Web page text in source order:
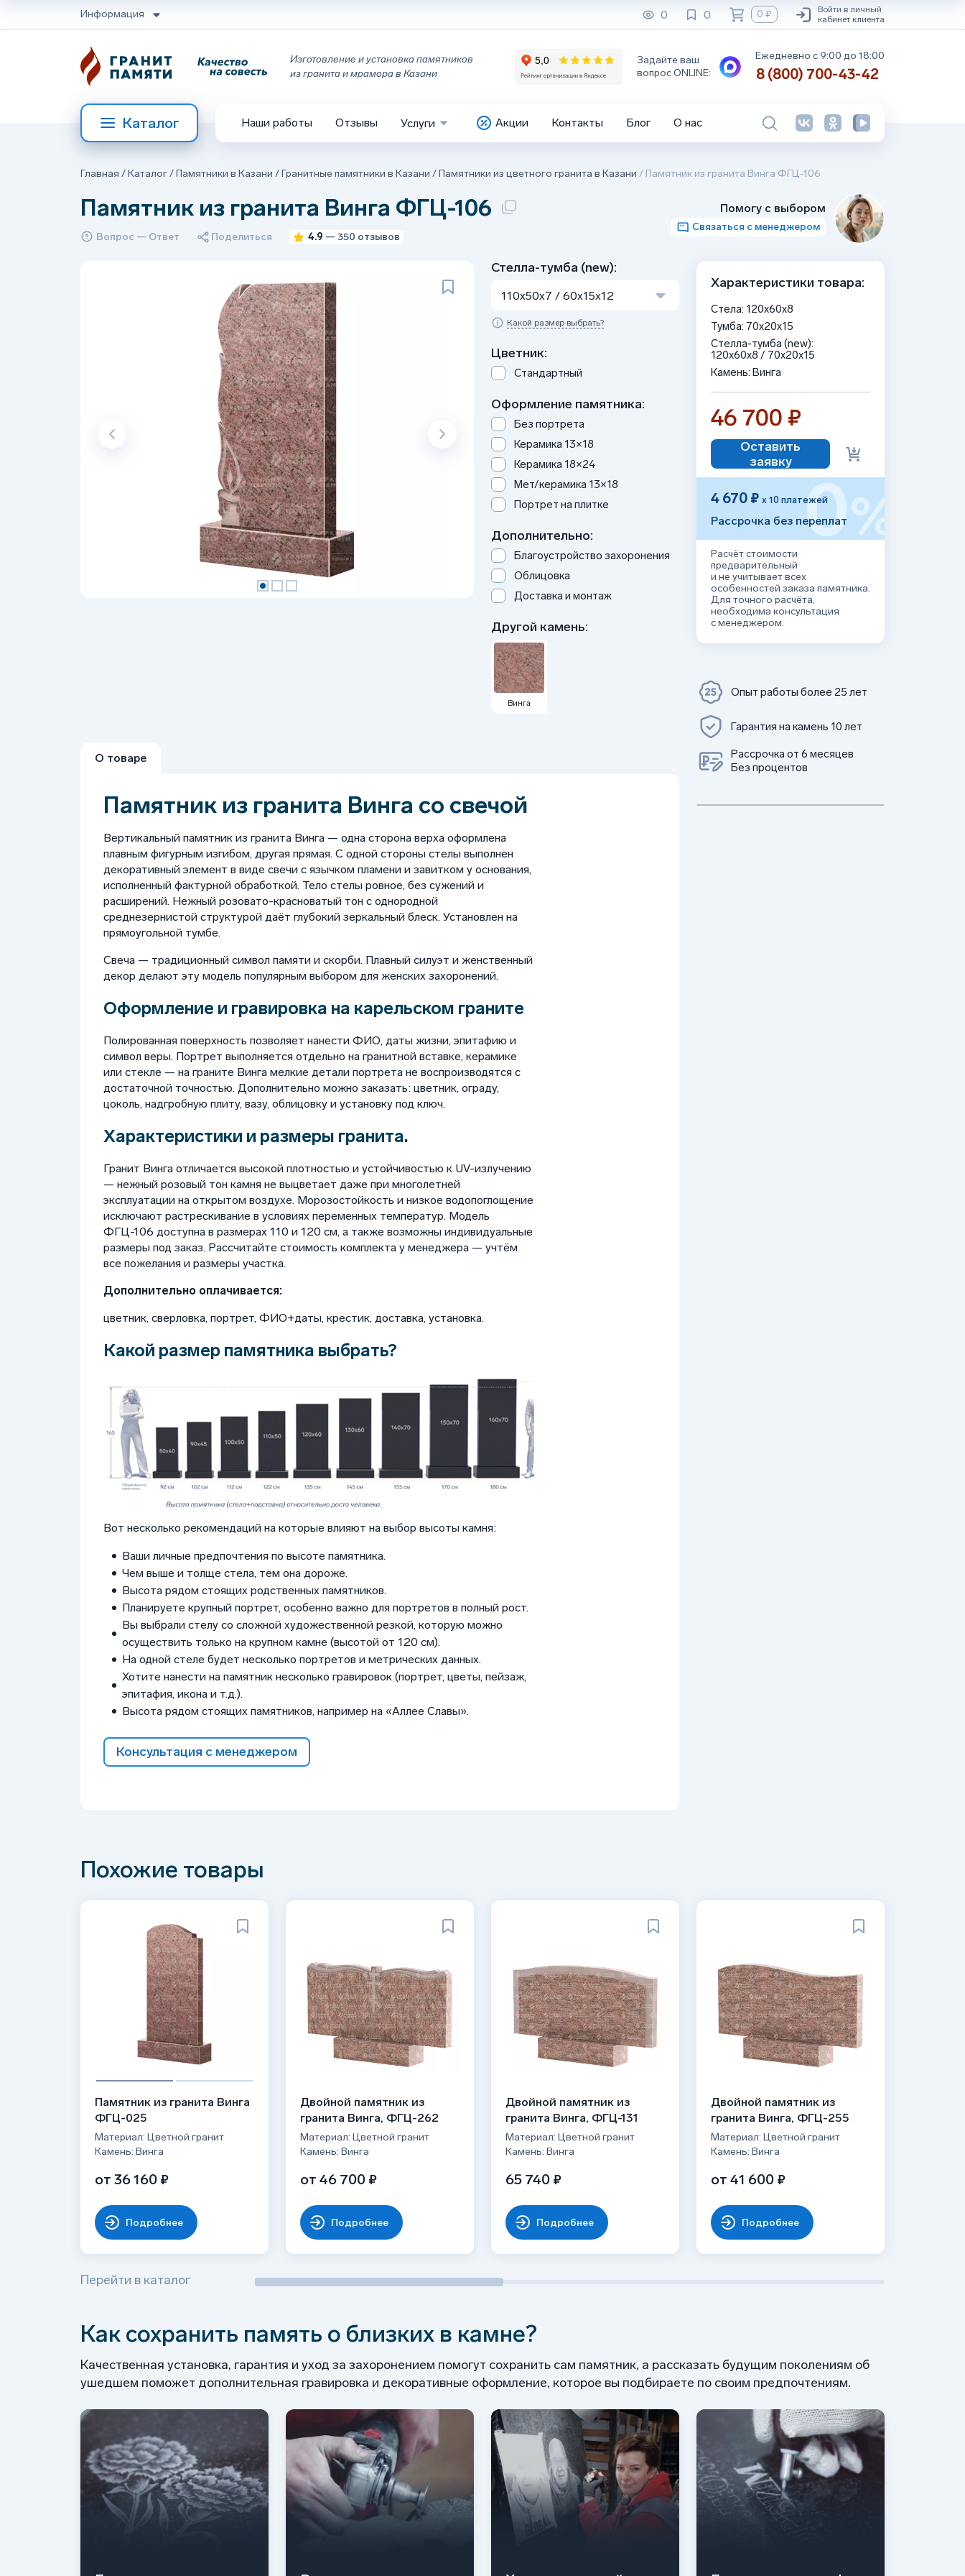
Информация 0 0 0 ₽
Войти в личный
кабинет клиента
Изготовление и установка памятников
из гранита и мрамора в Казани
Задайте ваш
вопрос ONLINE:
Ежедневно с 9:00 до 18:00
8 (800) 700-43-42
Каталог Наши работы Отзывы Услуги Акции Контакты Блог О нас
Главная /Каталог/Памятники в Казани /Гранитные памятники в Казани /Памятники из цветного гранита в Казани / Памятник из гранита Винга ФГЦ-106
Памятник из гранита Винга ФГЦ-106
Вопрос — Ответ Поделиться 4.9 — 350 отзывов
Помогу с выбором
Связаться с менеджером
Стелла-тумба (new):
110x50x7 / 60x15x12
Какой размер выбрать?
Цветник:
Стандартный
Оформление памятника:
Без портрета
Керамика 13×18
Керамика 18×24
Мет/керамика 13×18
Портрет на плитке
Дополнительно:
Благоустройство захоронения
Облицовка
Доставка и монтаж
Другой камень:
Винга
О товаре
Памятник из гранита Винга со свечой
Вертикальный памятник из гранита Винга — одна сторона верха оформлена
плавным фигурным изгибом, другая прямая. С одной стороны стелы выполнен
декоративный элемент в виде свечи с язычком пламени и завитком у основания,
исполненный фактурной обработкой. Тело стелы ровное, без сужений и
расширений. Нежный розовато-красноватый тон с однородной
среднезернистой структурой даёт глубокий зеркальный блеск. Установлен на
прямоугольной тумбе.
Свеча — традиционный символ памяти и скорби. Плавный силуэт и женственный
декор делают эту модель популярным выбором для женских захоронений.
Оформление и гравировка на карельском граните
Полированная поверхность позволяет нанести ФИО, даты жизни, эпитафию и
символ веры. Портрет выполняется отдельно на гранитной вставке, керамике
или стекле — на граните Винга мелкие детали портрета не воспроизводятся с
достаточной точностью. Дополнительно можно заказать: цветник, ограду,
цоколь, надгробную плиту, вазу, облицовку и установку под ключ.
Характеристики и размеры гранита.
Гранит Винга отличается высокой плотностью и устойчивостью к UV-излучению
— нежный розовый тон камня не выцветает даже при многолетней
эксплуатации на открытом воздухе. Морозостойкость и низкое водопоглощение
исключают растрескивание в условиях переменных температур. Модель
ФГЦ-106 доступна в размерах 110 и 120 см, а также возможны индивидуальные
размеры под заказ. Рассчитайте стоимость комплекта у менеджера — учтём
все пожелания и размеры участка.
Дополнительно оплачивается:
цветник, сверловка, портрет, ФИО+даты, крестик, доставка, установка.
Какой размер памятника выбрать?
Вот несколько рекомендаций на которые влияют на выбор высоты камня:
Ваши личные предпочтения по высоте памятника.
Чем выше и толще стела, тем она дороже.
Высота рядом стоящих родственных памятников.
Планируете крупный портрет, особенно важно для портретов в полный рост.
Вы выбрали стелу со сложной художественной резкой, которую можно
осуществить только на крупном камне (высотой от 120 см).
На одной стеле будет несколько портретов и метрических данных.
Хотите нанести на памятник несколько гравировок (портрет, цветы, пейзаж,
эпитафия, икона и т.д.).
Высота рядом стоящих памятников, например на «Аллее Славы».
Консультация с менеджером
Характеристики товара:
Стела: 120x60x8
Тумба: 70x20x15
Стелла-тумба (new):
120x60x8 / 70x20x15
Камень: Винга
46 700 ₽
Оставить
заявку
4 670 ₽ х 10 платежей
Рассрочка без переплат
0%
Расчёт стоимости
предварительный
и не учитывает всех
особенностей заказа памятника.
Для точного расчёта,
необходима консультация
с менеджером.
Опыт работы более 25 лет
Гарантия на камень 10 лет
Рассрочка от 6 месяцев
Без процентов
Похожие товары
Памятник из гранита Винга
ФГЦ-025
Материал: Цветной гранит
Камень: Винга
от 36 160 ₽
Подробнее
Двойной памятник из
гранита Винга, ФГЦ-262
Материал: Цветной гранит
Камень: Винга
от 46 700 ₽
Подробнее
Двойной памятник из
гранита Винга, ФГЦ-131
Материал: Цветной гранит
Камень: Винга
65 740 ₽
Подробнее
Двойной памятник из
гранита Винга, ФГЦ-255
Материал: Цветной гранит
Камень: Винга
от 41 600 ₽
Подробнее
Перейти в каталог
Как сохранить память о близких в камне?
Качественная установка, гарантия и уход за захоронением помогут сохранить сам памятник, а рассказать будущим поколениям об
ушедшем поможет дополнительная гравировка и декоративные оформление, которое вы подбираете по своим предпочтениям.